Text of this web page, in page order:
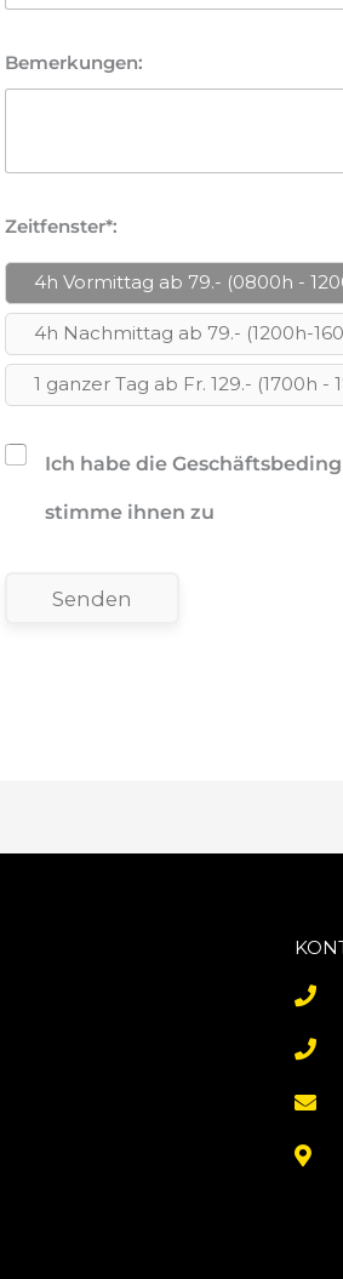
Bemerkungen:
Zeitfenster*:
4h Vormittag ab 79.- (0800h -
4h Nachmittag ab 79.- (1200h-
1 ganzer Tag ab Fr. 129.- (1700h -
Ich habe die
stimme ihnen zu